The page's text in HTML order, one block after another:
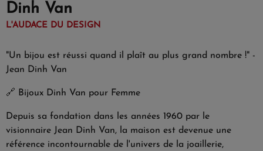
Dinh Van
L'AUDACE DU DESIGN
"Un bijou est réussi quand il plaît au plus grand nombre !" -
Jean Dinh Van
🔗 Bijoux Dinh Van pour Femme
Depuis sa fondation dans les années 1960 par le
visionnaire Jean Dinh Van, la maison est devenue une
référence incontournable de l'univers de la joaillerie,